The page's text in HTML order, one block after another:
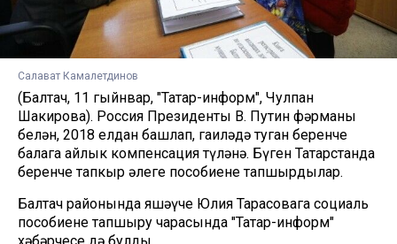
Салават Камалетдинов
(Балтач, 11 гыйнвар, "Татар-информ", Чулпан
Шакирова). Россия Президенты В. Путин фәрманы
белән, 2018 елдан башлап, гаиләдә туган беренче
балага айлык компенсация түләнә. Бүген Татарстанда
беренче тапкыр әлеге пособиене тапшырдылар.
Балтач районында яшәүче Юлия Тарасовага социаль
пособиене тапшыру чарасында "Татар-информ"